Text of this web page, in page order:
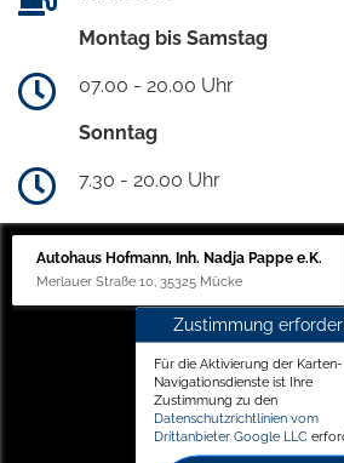
Montag bis Samstag
07.00 - 20.00 Uhr
Sonntag
7.30 - 20.00 Uhr
Autohaus Hofmann, Inh. Nadja Pappe e.K.
Merlauer Straße 10, 35325 Mücke
Zustimmung
Für die Aktivierung der
Navigationsdienste ist Ihre
Zustimmung zu den
Datenschutzrichtlinien vom
Drittanbieter Google LLC